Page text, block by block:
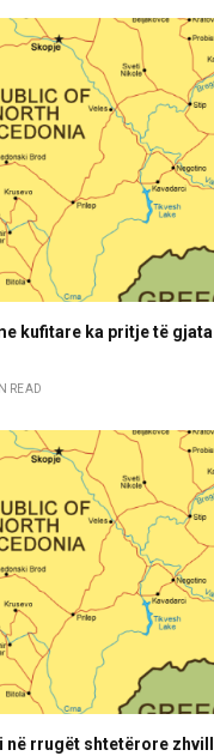
kufitare ka pritje të
READ
në rrugët shtetërore